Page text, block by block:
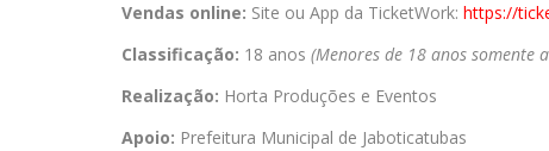
Vendas online: Site ou App da TicketWork: https://
Classificação: 18 anos (Menores de 18 anos somente
Realização: Horta Produções e Eventos
Apoio: Prefeitura Municipal de Jaboticatubas